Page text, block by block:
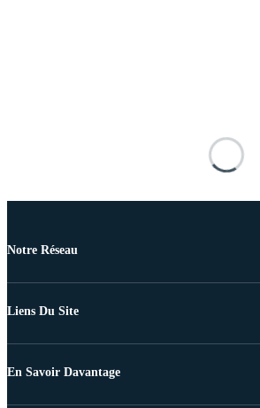
Notre Réseau
Liens Du Site
En Savoir Davantage